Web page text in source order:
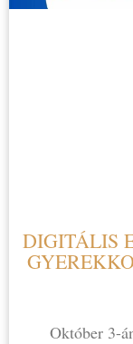
DIGITÁLIS
Október 3-